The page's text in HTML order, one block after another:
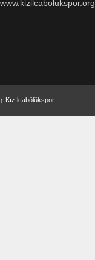
www.kizilcabolukspor.org
↑ Kızılcabölükspor